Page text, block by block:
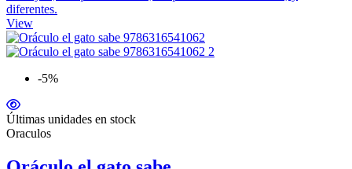
diferentes.
View
-5%
Últimas unidades en stock
Oraculos